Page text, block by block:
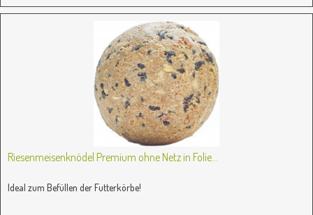
Riesenmeisenknödel Premium ohne Netz in Folie...
Ideal zum Befüllen der Futterkörbe!